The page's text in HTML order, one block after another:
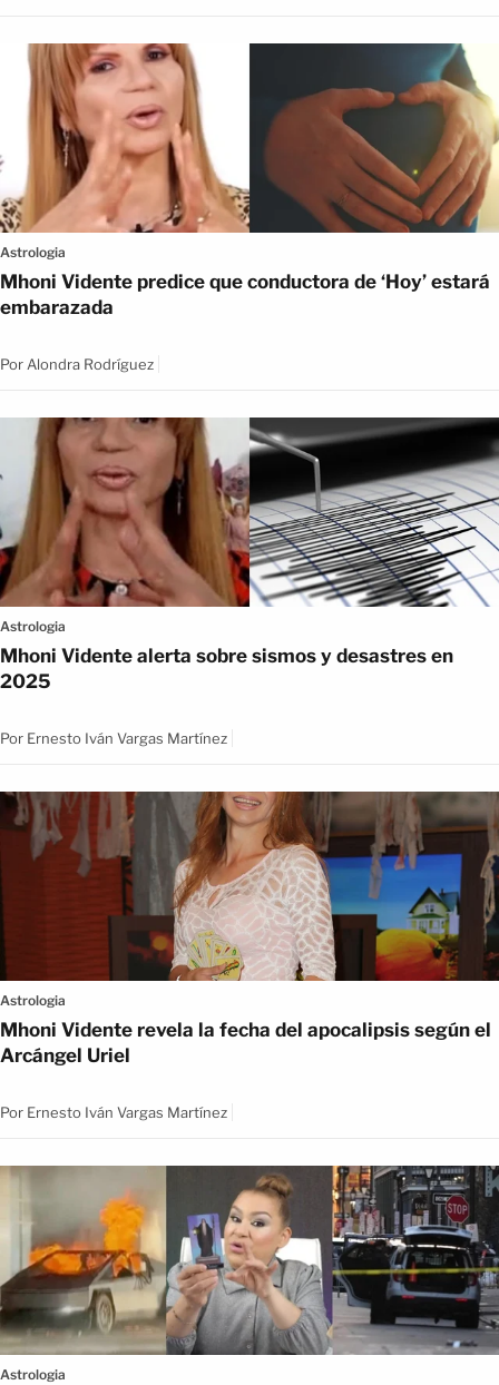
Astrologia
Mhoni Vidente predice que conductora de ‘Hoy’ estará
embarazada
Por Alondra Rodríguez
Astrologia
Mhoni Vidente alerta sobre sismos y desastres en
2025
Por Ernesto Iván Vargas Martínez
Astrologia
Mhoni Vidente revela la fecha del apocalipsis según el
Arcángel Uriel
Por Ernesto Iván Vargas Martínez
Astrologia